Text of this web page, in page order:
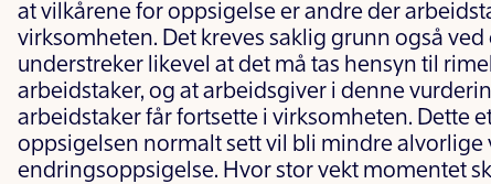
at vilkårene for oppsigelse er andre der
virksomheten. Det kreves saklig grunn også
understreker likevel at det må tas hensyn til
arbeidstaker, og at arbeidsgiver i denne
arbeidstaker får fortsette i virksomheten. Dette
oppsigelsen normalt sett vil bli mindre alvorlige
endringsoppsigelse. Hvor stor vekt momentet